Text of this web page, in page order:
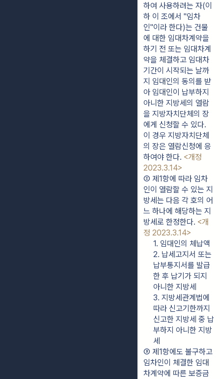
하여 사용하려는 자(이
하 이 조에서 "임차
인"이라 한다)는 건물
에 대한 임대차계약을
하기 전 또는 임대차계
약을 체결하고 임대차
기간이 시작되는 날까
지 임대인의 동의를 받
아 임대인이 납부하지
아니한 지방세의 열람
을 지방자치단체의 장
에게 신청할 수 있다.
이 경우 지방자치단체
의 장은 열람신청에 응
하여야 한다. <개정
2023.3.14>
② 제1항에 따라 임차
인이 열람할 수 있는 지
방세는 다음 각 호의 어
느 하나에 해당하는 지
방세로 한정한다. <개
정 2023.3.14>
1. 임대인의 체납액
2. 납세고지서 또는
납부통지서를 발급
한 후 납기가 되지
아니한 지방세
3. 지방세관계법에
따라 신고기한까지
신고한 지방세 중 납
부하지 아니한 지방
세
③ 제1항에도 불구하고
임차인이 체결한 임대
차계약에 따른 보증금